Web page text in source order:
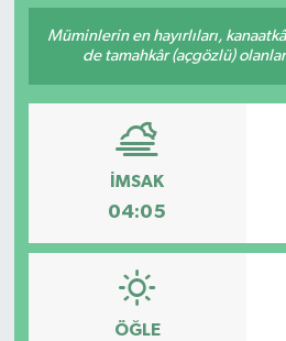
Müminlerin en hayırlıları,
de tamahkâr (açgözlü)
İMSAK
04:05
ÖĞLE